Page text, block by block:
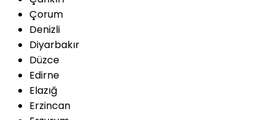
Çorum
Denizli
Diyarbakır
Düzce
Edirne
Elazığ
Erzincan